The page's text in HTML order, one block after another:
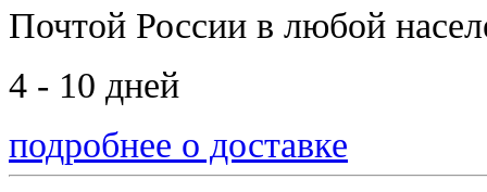
Почтой России в любой
4 - 10 дней
подробнее о доставке